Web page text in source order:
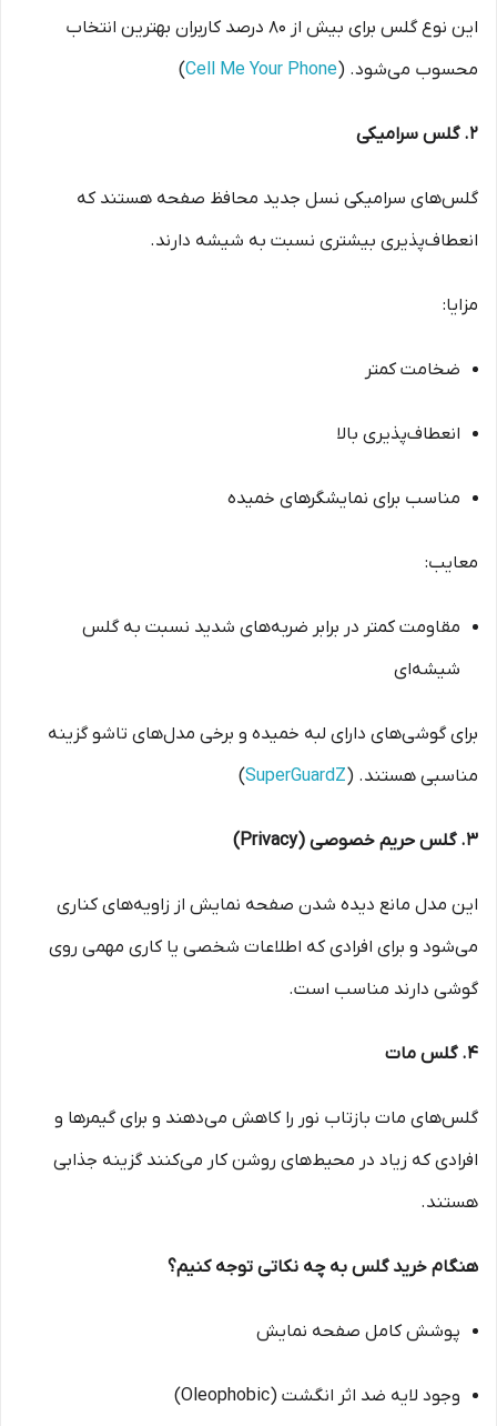
این نوع گلس برای بیش از ۸۰ درصد کاربران بهترین انتخاب
محسوب می‌شود. (Cell Me Your Phone
)
۲. گلس سرامیکی
گلس‌های سرامیکی نسل جدید محافظ صفحه هستند که
انعطاف‌پذیری بیشتری نسبت به شیشه دارند.
مزایا:
ضخامت کمتر
انعطاف‌پذیری بالا
مناسب برای نمایشگرهای خمیده
معایب:
مقاومت کمتر در برابر ضربه‌های شدید نسبت به گلس
شیشه‌ای
برای گوشی‌های دارای لبه خمیده و برخی مدل‌های تاشو گزینه
مناسبی هستند. (SuperGuardZ
)
۳. گلس حریم خصوصی (Privacy)
این مدل مانع دیده شدن صفحه نمایش از زاویه‌های کناری
می‌شود و برای افرادی که اطلاعات شخصی یا کاری مهمی روی
گوشی دارند مناسب است.
۴. گلس مات
گلس‌های مات بازتاب نور را کاهش می‌دهند و برای گیمرها و
افرادی که زیاد در محیط‌های روشن کار می‌کنند گزینه جذابی
هستند.
هنگام خرید گلس به چه نکاتی توجه کنیم؟
پوشش کامل صفحه نمایش
وجود لایه ضد اثر انگشت (Oleophobic)